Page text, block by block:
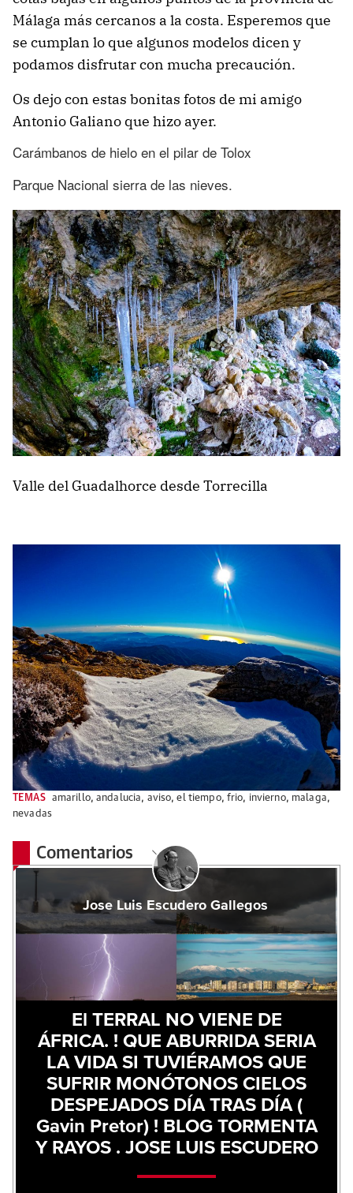
Málaga más cercanos a la costa. Esperemos que
se cumplan lo que algunos modelos dicen y
podamos disfrutar con mucha precaución.
Os dejo con estas bonitas fotos de mi amigo
Antonio Galiano que hizo ayer.
Carámbanos de hielo en el pilar de Tolox
Parque Nacional sierra de las nieves.
Valle del Guadalhorce desde Torrecilla
TEMAS amarillo,andalucia, aviso,el tiempo, frio, invierno, malaga,
nevadas
Comentarios
Jose Luis Escudero Gallegos
El TERRAL NO VIENE DE
ÁFRICA. ! QUE ABURRIDA SERIA
LA VIDA SI TUVIÉRAMOS QUE
SUFRIR MONÓTONOS CIELOS
DESPEJADOS DÍA TRAS DÍA (
Gavin Pretor) ! BLOG TORMENTA
Y RAYOS . JOSE LUIS ESCUDERO